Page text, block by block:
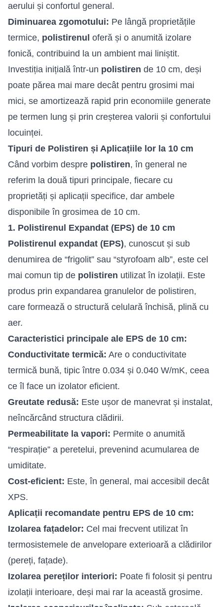
aerului și confortul general.
Diminuarea zgomotului: Pe lângă proprietățile
termice, polistirenul oferă și o anumită izolare
fonică, contribuind la un ambient mai liniștit.
Investiția inițială într-un polistiren de 10 cm, deși
poate părea mai mare decât pentru grosimi mai
mici, se amortizează rapid prin economiile generate
pe termen lung și prin creșterea valorii și confortului
locuinței.
Tipuri de Polistiren și Aplicațiile lor la 10 cm
Când vorbim despre polistiren, în general ne
referim la două tipuri principale, fiecare cu
proprietăți și aplicații specifice, dar ambele
disponibile în grosimea de 10 cm.
1. Polistirenul Expandat (EPS) de 10 cm
Polistirenul expandat (EPS), cunoscut și sub
denumirea de “frigolit” sau “styrofoam alb”, este cel
mai comun tip de polistiren utilizat în izolații. Este
produs prin expandarea granulelor de polistiren,
care formează o structură celulară închisă, plină cu
aer.
Caracteristici principale ale EPS de 10 cm:
Conductivitate termică: Are o conductivitate
termică bună, tipic între 0.034 și 0.040 W/mK, ceea
ce îl face un izolator eficient.
Greutate redusă: Este ușor de manevrat și instalat,
neîncărcând structura clădirii.
Permeabilitate la vapori: Permite o anumită
“respirație” a peretelui, prevenind acumularea de
umiditate.
Cost-eficient: Este, în general, mai accesibil decât
XPS.
Aplicații recomandate pentru EPS de 10 cm:
Izolarea fațadelor: Cel mai frecvent utilizat în
termosistemele de anvelopare exterioară a clădirilor
(pereți, fațade).
Izolarea pereților interiori: Poate fi folosit și pentru
izolații interioare, deși mai rar la această grosime.